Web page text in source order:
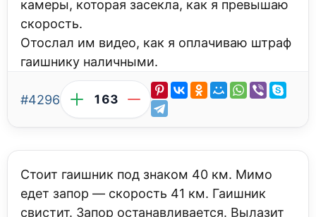
камеры, которая засекла, как я превышаю
скорость.
Отослал им видео, как я оплачиваю штраф
гаишнику наличными.
#4296 163
Стоит гаишник под знаком 40 км. Мимо
едет запор — скорость 41 км. Гаишник
свистит. Запор останавливается. Вылазит